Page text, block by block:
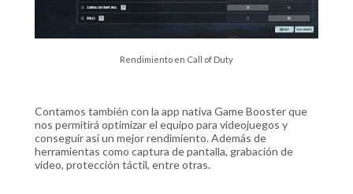
Rendimiento en Call of Duty
Contamos también con la app nativa Game Booster que
nos permitirá optimizar el equipo para videojuegos y
conseguir así un mejor rendimiento. Además de
herramientas como captura de pantalla, grabación de
video, protección táctil, entre otras.